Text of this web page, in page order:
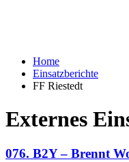
Home
Einsatzberichte
FF Riestedt
Externes
076. B2Y – Brennt